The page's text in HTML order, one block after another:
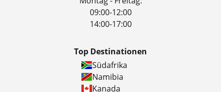
09:00-12:00
14:00-17:00
Top Destinationen
Südafrika
Namibia
Kanada